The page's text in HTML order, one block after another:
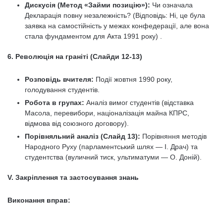
Дискусія (Метод «Займи позицію»): Чи означала
Декларація повну незалежність? (Відповідь: Ні, це була
заявка на самостійність у межах конфедерації, але вона
стала фундаментом для Акта 1991 року) .
6. Революція на граніті (Слайди 12-13)
Розповідь вчителя: Події жовтня 1990 року,
голодування студентів.
Робота в групах: Аналіз вимог студентів (відставка
Масола, перевибори, націоналізація майна КПРС,
відмова від союзного договору).
Порівняльний аналіз (Слайд 13): Порівняння методів
Народного Руху (парламентський шлях — І. Драч) та
студентства (вуличний тиск, ультиматуми — О. Доній).
V. Закріплення та застосування знань
Виконання вправ: